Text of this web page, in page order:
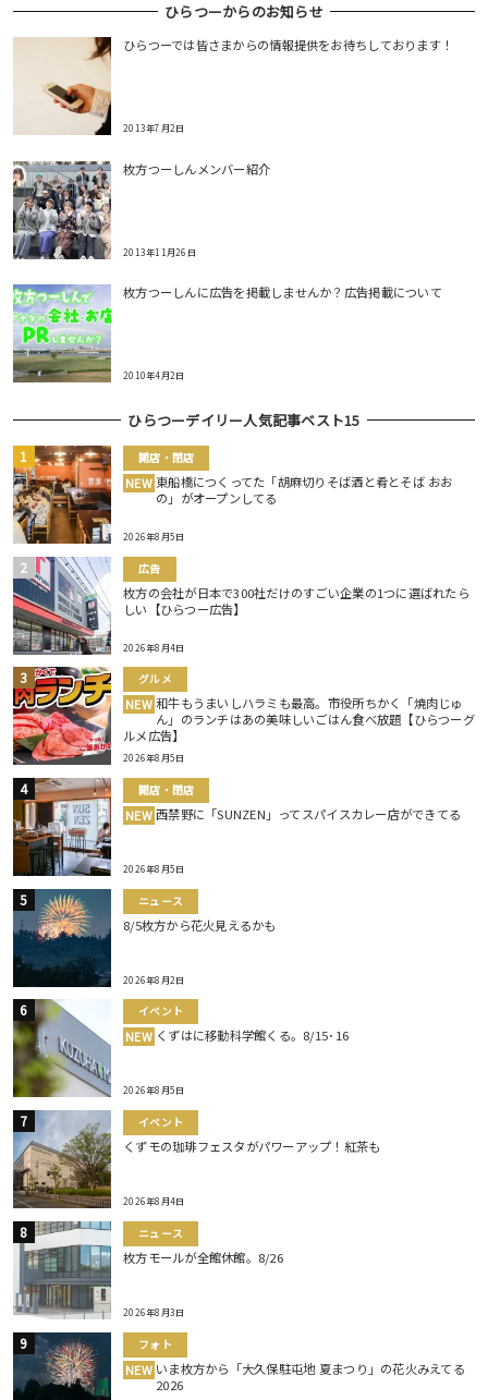
ひらつーからのお知らせ
ひらつーでは皆さまからの情報提供をお待ちしております！
2013年7月2日
枚方つーしんメンバー紹介
2013年11月26日
枚方つーしんに広告を掲載しませんか？広告掲載について
2010年4月2日
ひらつーデイリー人気記事ベスト15
開店・閉店
NEW 東船橋につくってた「胡麻切りそば酒と肴とそば おお
の」がオープンしてる
2026年8月5日
広告
枚方の会社が日本で300社だけのすごい企業の1つに選ばれたら
しい【ひらつー広告】
2026年8月4日
グルメ
NEW 和牛もうまいしハラミも最高。市役所ちかく「焼肉じゅ
ん」のランチはあの美味しいごはん食べ放題【ひらつーグ
ルメ広告】
2026年8月5日
開店・閉店
NEW 西禁野に「SUNZEN」ってスパイスカレー店ができてる
2026年8月5日
ニュース
8/5枚方から花火見えるかも
2026年8月2日
イベント
NEW くずはに移動科学館くる。8/15･16
2026年8月5日
イベント
くずモの珈琲フェスタがパワーアップ！紅茶も
2026年8月4日
ニュース
枚方モールが全館休館。8/26
2026年8月3日
フォト
NEW いま枚方から「大久保駐屯地 夏まつり」の花火みえてる
2026